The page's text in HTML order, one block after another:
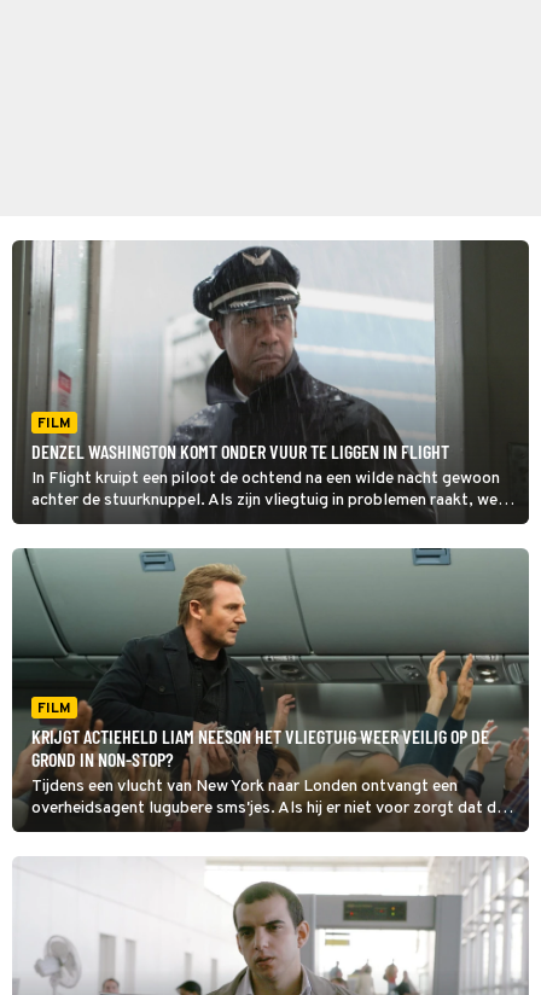
FILM
DENZEL WASHINGTON KOMT ONDER VUUR TE LIGGEN IN FLIGHT
In Flight kruipt een piloot de ochtend na een wilde nacht gewoon
achter de stuurknuppel. Als zijn vliegtuig in problemen raakt, weet
hij het met een acrobatische manoeuvre veilig aan de grond te
zetten.
FILM
KRIJGT ACTIEHELD LIAM NEESON HET VLIEGTUIG WEER VEILIG OP DE
GROND IN NON-STOP?
Tijdens een vlucht van New York naar Londen ontvangt een
overheidsagent lugubere sms'jes. Als hij er niet voor zorgt dat de
overheid de afzender 150 miljoen dollar betaalt, zal er iedere
twintig minuten een medepassagier sterven. Je ziet in Non-Stop